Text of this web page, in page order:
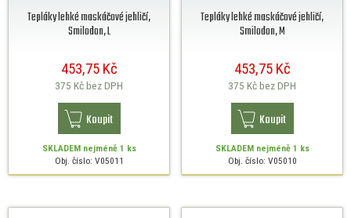
Tepláky lehké maskáčové jehličí,
Smilodon, L
453,75 Kč
375 Kčbez DPH
Koupit
SKLADEMnejméně 1 ks
Obj. číslo: V05011
Tepláky lehké maskáčové jehličí,
Smilodon, M
453,75 Kč
375 Kčbez DPH
Koupit
SKLADEMnejméně 1 ks
Obj. číslo: V05010